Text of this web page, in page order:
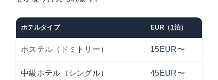
ホテルタイプ EUR（1泊）
ホステル（ドミトリー） 15EUR〜
中級ホテル（シングル） 45EUR〜